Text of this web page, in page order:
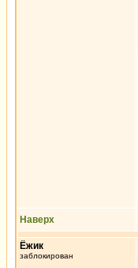
Наверх
Ёжик
заблокирован